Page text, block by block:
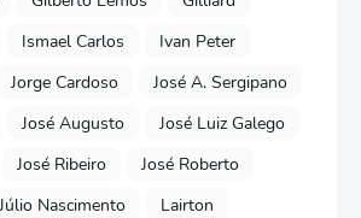
Ismael Carlos
Ivan Peter
Jorge Cardoso
José A. Sergipano
José Augusto
José Luiz Galego
José Ribeiro
José Roberto
Júlio Nascimento
Lairton